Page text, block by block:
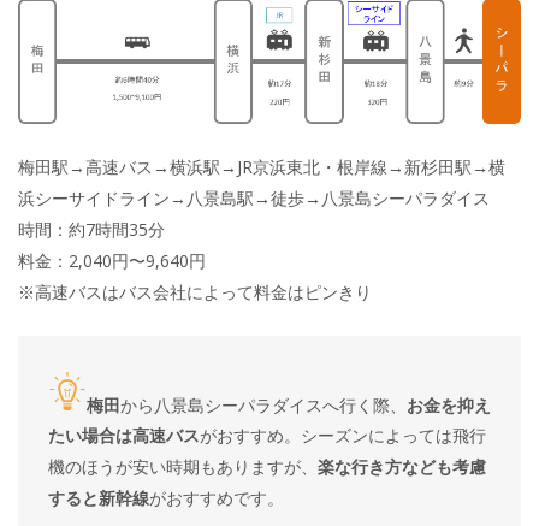
梅田駅→高速バス→横浜駅→JR京浜東北・根岸線→新杉田駅→横
浜シーサイドライン→八景島駅→徒歩→八景島シーパラダイス
時間：約7時間35分
料金：2,040円〜9,640円
※高速バスはバス会社によって料金はピンきり
梅田から八景島シーパラダイスへ行く際、 お金を抑え
たい場合は高速バスがおすすめ。シーズンによっては飛行
機のほうが安い時期もありますが、 楽な行き方なども考慮
すると新幹線がおすすめです。